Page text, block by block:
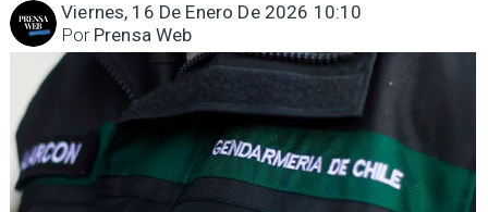
Viernes, 16 De Enero De 2026 10:10
Prensa Web
Por